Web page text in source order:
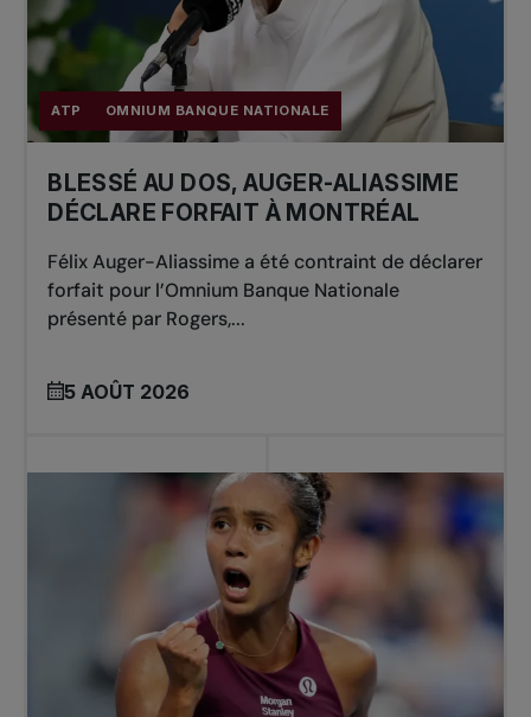
ATP OMNIUM BANQUE NATIONALE
BLESSÉ AU DOS, AUGER-ALIASSIME
DÉCLARE FORFAIT À MONTRÉAL
Félix Auger-Aliassime a été contraint de déclarer
forfait pour l’Omnium Banque Nationale
présenté par Rogers,...
5 AOÛT 2026